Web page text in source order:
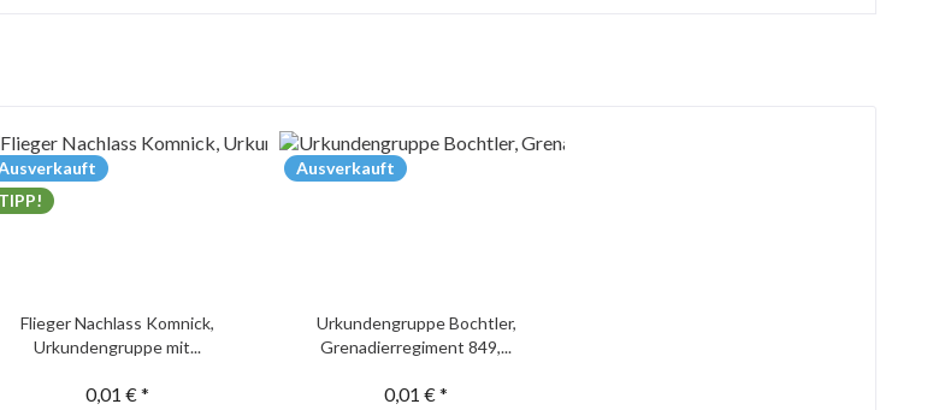
TIPP!
Flieger Nachlass Komnick,
Urkundengruppe mit...
0,01 € *
Ausverkauft
Urkundengruppe Bochtler,
Grenadierregiment 849,...
0,01 € *